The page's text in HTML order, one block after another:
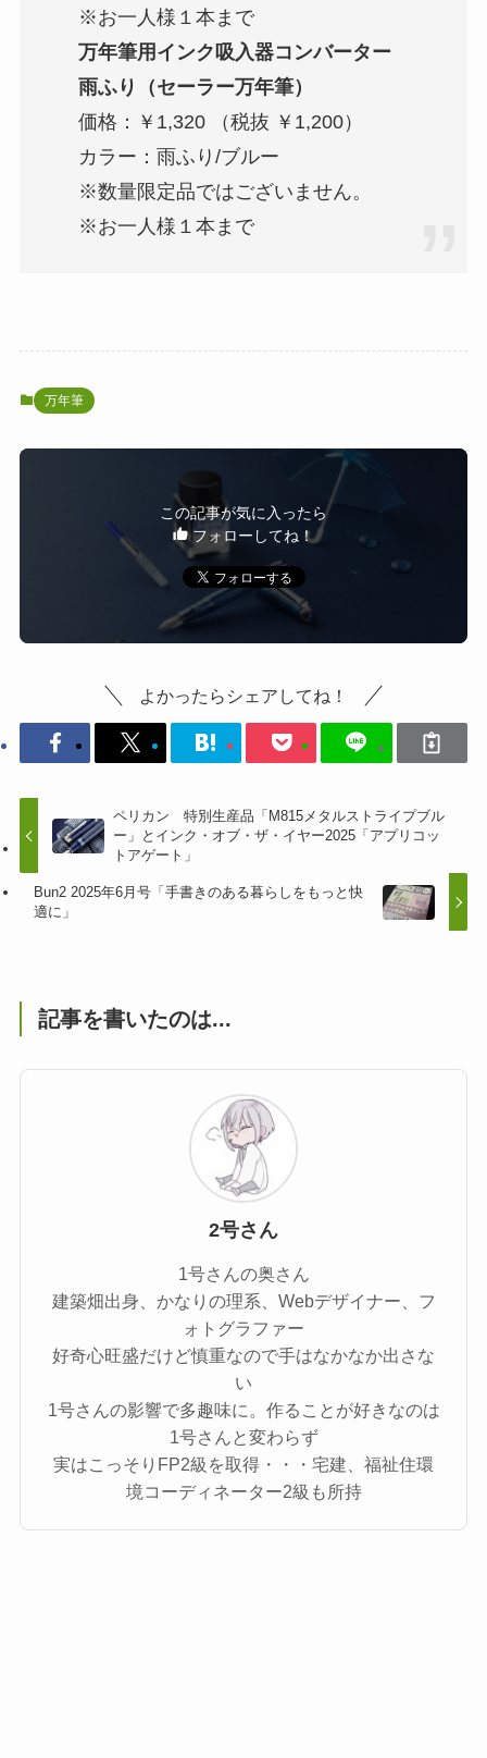
※お一人様１本まで
万年筆用インク吸入器コンバーター
雨ふり（セーラー万年筆）
価格：￥1,320 （税抜 ￥1,200）
カラー：雨ふり/ブルー
※数量限定品ではございません。
※お一人様１本まで
万年筆
この記事が気に入ったら
フォローしてね！
よかったらシェアしてね！
ペリカン 特別生産品「M815メタルストライプブル
ー」とインク・オブ・ザ・イヤー2025「アプリコッ
トアゲート」
Bun2 2025年6月号「手書きのある暮らしをもっと快
適に」
記事を書いたのは...
2号さん
1号さんの奥さん
建築畑出身、かなりの理系、Webデザイナー、フ
ォトグラファー
好奇心旺盛だけど慎重なので手はなかなか出さな
い
1号さんの影響で多趣味に。作ることが好きなのは
1号さんと変わらず
実はこっそりFP2級を取得・・・宅建、福祉住環
境コーディネーター2級も所持